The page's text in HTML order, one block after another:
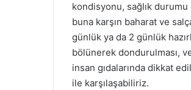
kondisyonu, sağlık
buna karşın baharat ve
günlük ya da 2 günlük
bölünerek dondurulması,
insan gıdalarında dikkat
ile karşılaşabiliriz.